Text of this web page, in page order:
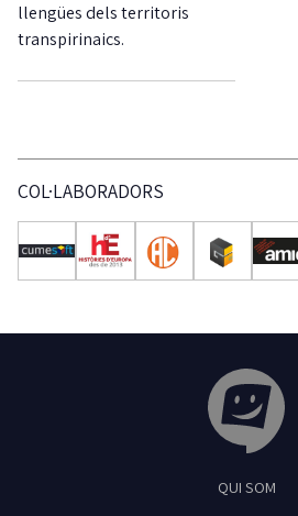
llengües dels territoris
transpirinaics.
COL·LABORADORS
Feliu de Guíxols
QUI SOM